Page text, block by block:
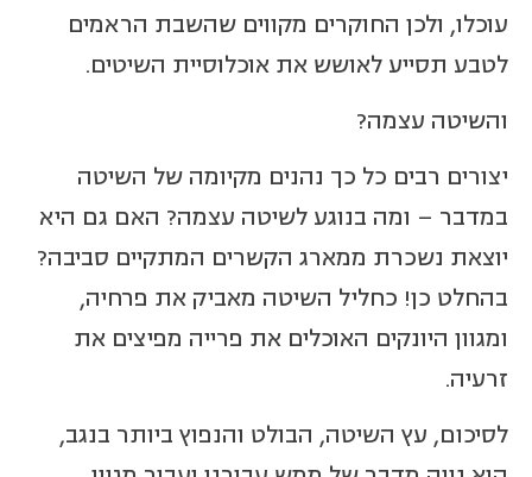
עוכלו, ולכן החוקרים מקווים שהשבת הראמים
לטבע תסייע לאושש את אוכלוסיית השיטים.
והשיטה עצמה?
יצורים רבים כל כך נהנים מקיומה של השיטה
במדבר – ומה בנוגע לשיטה עצמה? האם גם היא
יוצאת נשכרת ממארג הקשרים המתקיים סביבה?
בהחלט כן! כחליל השיטה מאביק את פרחיה,
ומגוון היונקים האוכלים את פרייה מפיצים את
זרעיה.
לסיכום, עץ השיטה, הבולט והנפוץ ביותר בנגב,